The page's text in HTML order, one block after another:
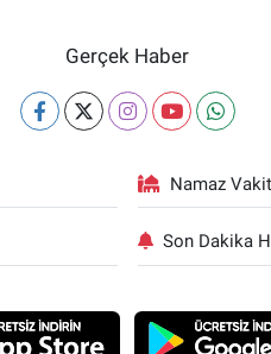
Gerçek Haber
Namaz
Son Dakika